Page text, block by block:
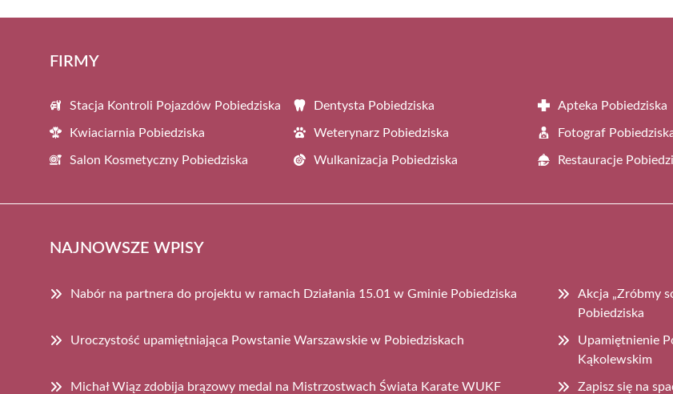
FIRMY
Stacja Kontroli Pojazdów Pobiedziska Dentysta Pobiedziska Apteka Pobiedziska
Kwiaciarnia Pobiedziska Weterynarz Pobiedziska Fotograf
Salon Kosmetyczny Pobiedziska Wulkanizacja Pobiedziska Restauracje
NAJNOWSZE WPISY
Nabór na partnera do projektu w ramach Działania 15.01 w Gminie Pobiedziska
Akcja „Zróbmy
Pobiedziska
Uroczystość upamiętniająca Powstanie Warszawskie w Pobiedziskach
Upamiętnienie
Kąkolewskim
Michał Wiąz zdobija brązowy medal na Mistrzostwach Świata Karate WUKF Zapisz się na